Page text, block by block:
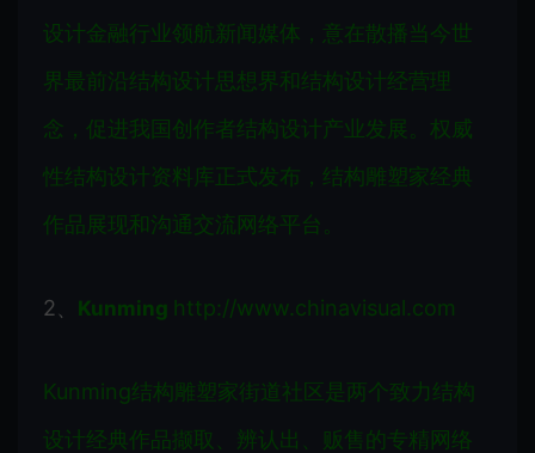
设计金融行业领航新闻媒体，意在散播当今世
界最前沿结构设计思想界和结构设计经营理
念，促进我国创作者结构设计产业发展。权威
性结构设计资料库正式发布，结构雕塑家经典
作品展现和沟通交流网络平台。
2、 Kunming http://www.chinavisual.com
Kunming结构雕塑家街道社区是两个致力结构
设计经典作品撷取、辨认出、贩售的专精网络